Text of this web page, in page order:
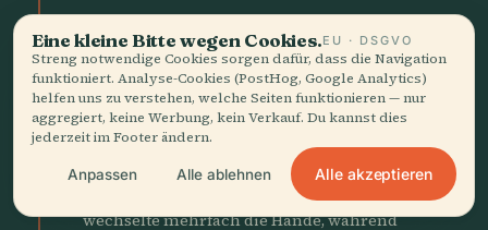
BOURBONISCHE AUFKLÄRUNG
swords 1701
Spanischer Erbfolgekrieg
Madrid geriet zwischen bourbonische und
habsburgische Thronanwärter. Die Stadt
wechselte mehrfach die Hände, während
Eine kleine Bitte wegen Cookies.EU · DSGVO
Streng notwendige Cookies sorgen dafür, dass die Navigation
funktioniert. Analyse-Cookies (PostHog, Google Analytics)
helfen uns zu verstehen, welche Seiten funktionieren — nur
aggregiert, keine Werbung, kein Verkauf. Du kannst dies
jederzeit im Footer ändern.
Anpassen Alle ablehnen Alle akzeptieren